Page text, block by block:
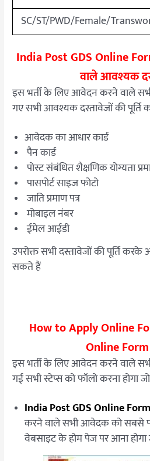
SC/ST/PWD/Female/
India Post GDS Online
वाले आवश्यक
इस भर्ती के लिए आवेदन करने वाले
गए सभी आवश्यक दस्तावेजों की पूर्ति
आवेदक का आधार कार्ड
पैन कार्ड
पोस्ट संबंधित शैक्षणिक योग्यता
पासपोर्ट साइज फोटो
जाति प्रमाण पत्र
मोबाइल नंबर
ईमेल आईडी
उपरोक्त सभी दस्तावेजों की पूर्ति
सकते हैं
How to Apply Online
Online
इस भर्ती के लिए आवेदन करने वाले
गई सभी स्टेप्स को फॉलो करना होगा जो
India Post GDS Online
करने वाले सभी आवेदक को सबसे
वेबसाइट के होम पेज पर आना होगा